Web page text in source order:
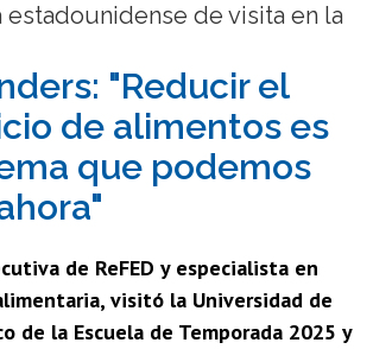
Académicas/os
Funcionarias/os
Egresadas/os
estadounidense de visita en la
"Reducir el
de alimentos es
que podemos
de ReFED y especialista en
visitó la Universidad de
de la Escuela de Temporada 2025 y